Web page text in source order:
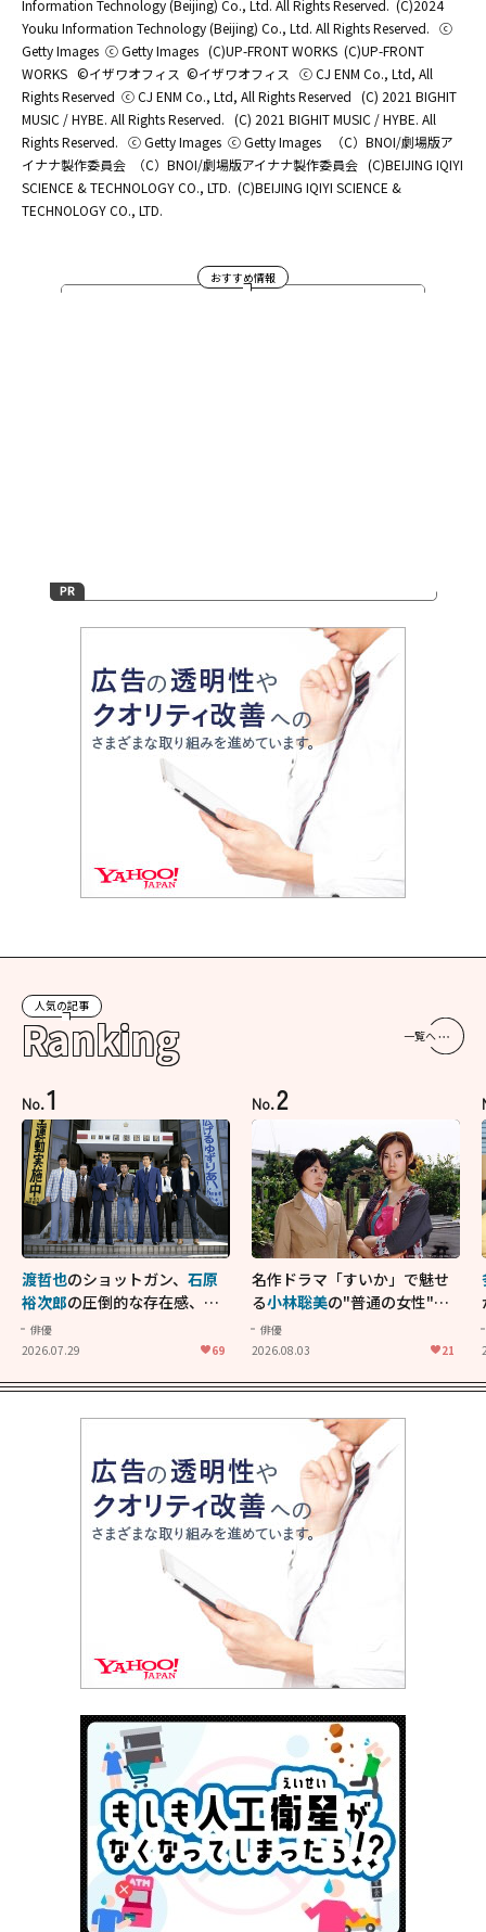
Information Technology (Beijing) Co., Ltd. All Rights Reserved. (C)2024
Youku Information Technology (Beijing) Co., Ltd. All Rights Reserved. ⓒ
Getty Images ⓒ Getty Images (C)UP-FRONT WORKS (C)UP-FRONT
WORKS ©イザワオフィス ©イザワオフィス
ⓒ CJ ENM Co., Ltd, All
Rights Reserved ⓒ CJ ENM Co., Ltd, All Rights Reserved (C) 2021 BIGHIT
MUSIC / HYBE. All Rights Reserved. (C) 2021 BIGHIT MUSIC / HYBE. All
Rights Reserved. ⓒ Getty Images ⓒ Getty Images
（C）BNOI/劇場版ア
イナナ製作委員会
（C）BNOI/劇場版アイナナ製作委員会 (C)BEIJING IQIYI
SCIENCE & TECHNOLOGY CO., LTD. (C)BEIJING IQIYI SCIENCE &
TECHNOLOGY CO., LTD.
おすすめ情報
人気の記事
Ranking 一覧へ
No.1
渡哲也のショットガン、 石原
裕次郎の圧倒的な存在感、 舘
ひろし
ン！"大門軍団"のカッコよさ
II」
俳優
2026.07.29
69
No.2
名作ドラマ「すいか」で魅せ
る小林聡美の"普通の女性"が
大人に刺さる...映画「かもめ
食堂」にも通じる静かな芝居
俳優
2026.08.03
21